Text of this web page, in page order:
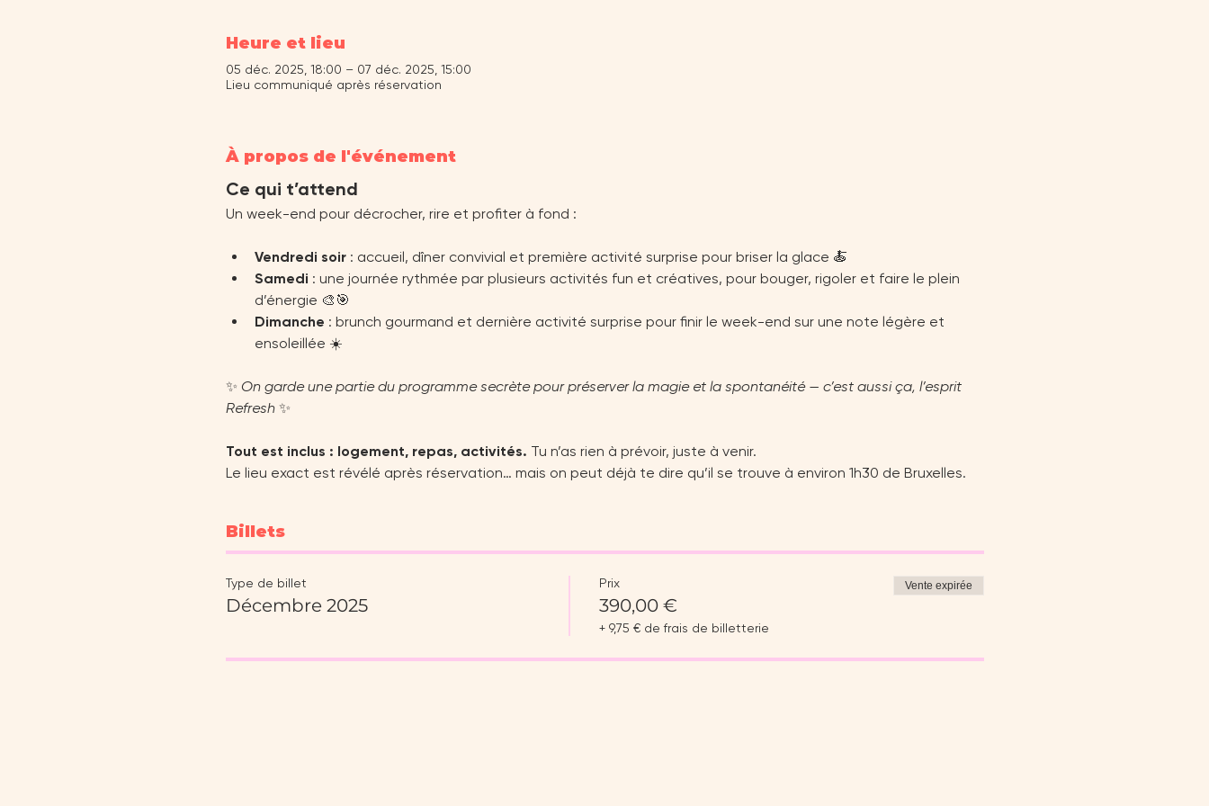
Heure et lieu
05 déc. 2025, 18:00 – 07 déc. 2025, 15:00
Lieu communiqué après réservation
À propos de l'événement
Ce qui t’attend
Un week-end pour décrocher, rire et profiter à fond :
Vendredi soir : accueil, dîner convivial et première activité surprise pour briser la glace 🍝
Samedi : une journée rythmée par plusieurs activités fun et créatives, pour bouger, rigoler et faire le plein
d’énergie 🎨🎯
Dimanche : brunch gourmand et dernière activité surprise pour finir le week-end sur une note légère et
ensoleillée ☀️
✨ On garde une partie du programme secrète pour préserver la magie et la spontanéité — c’est aussi ça, l’esprit
Refresh ✨
Tout est inclus : logement, repas, activités. Tu n’as rien à prévoir, juste à venir.
Le lieu exact est révélé après réservation… mais on peut déjà te dire qu’il se trouve à environ 1h30 de Bruxelles.
Billets
Type de billet
Décembre 2025
Prix
390,00 €
+ 9,75 € de frais de billetterie
Vente expirée